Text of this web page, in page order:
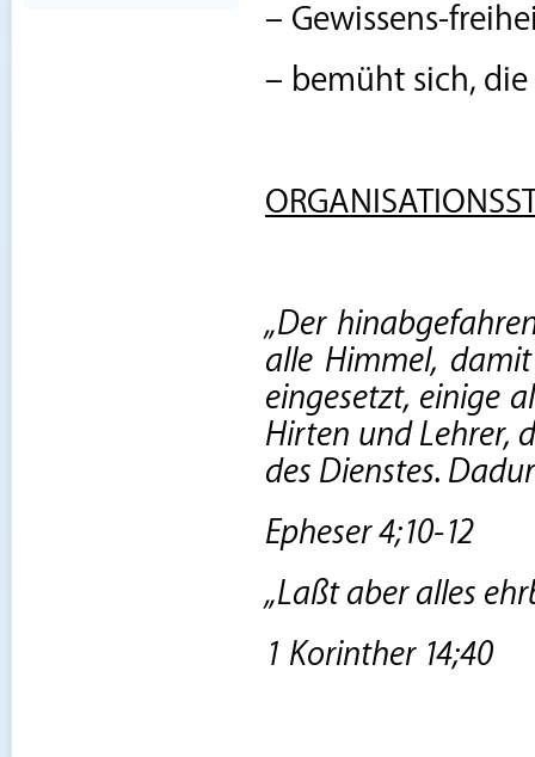
– Gewissens-
– bemüht sich,
„Der
alle Himmel,
eingesetzt, einige
Hirten und Lehrer,
des Dienstes.
Epheser 4;10-12
„Laßt aber alles
1 Korinther 14;40